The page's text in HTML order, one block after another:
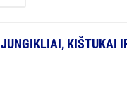
JUNGIKLIAI, KIŠTUKAI